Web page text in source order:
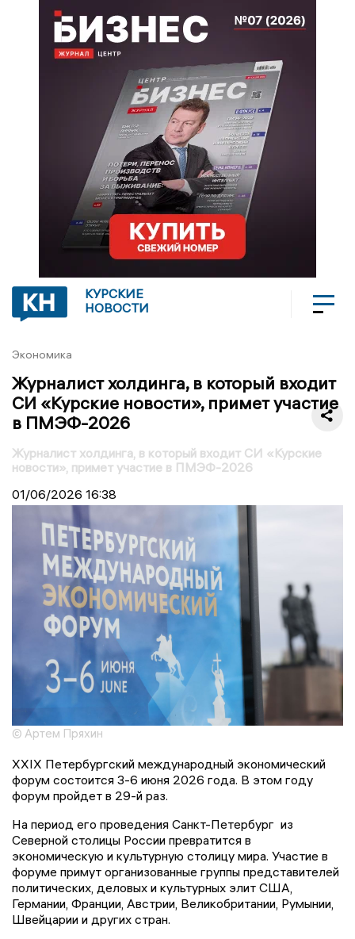
КУРСКИЕ
НОВОСТИ
Экономика
Журналист холдинга, в который входит
СИ «Курские новости», примет участие
в ПМЭФ-2026
Журналист холдинга, в который входит СИ «Курские
новости», примет участие в ПМЭФ-2026
01/06/2026 16:38
© Артем Пряхин
XXIX Петербургский международный экономический
форум состоится 3-6 июня 2026 года. В этом году
форум пройдет в 29-й раз.
На период его проведения Санкт-Петербург из
Северной столицы России превратится в
экономическую и культурную столицу мира. Участие в
форуме примут организованные группы представителей
политических, деловых и культурных элит США,
Германии, Франции, Австрии, Великобритании, Румынии,
Швейцарии и других стран.